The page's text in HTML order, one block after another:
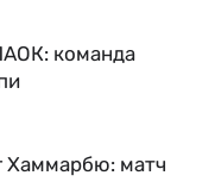
команда
Хаммарбю: матч